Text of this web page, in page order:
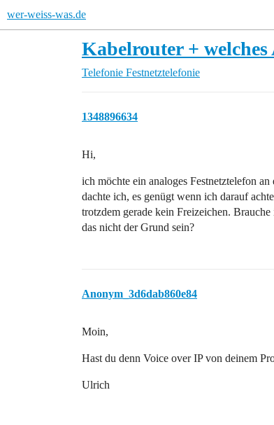
wer-weiss-was.de
Kabelrouter + welches
Telefonie Festnetztelefonie
1348896634
Hi,
ich möchte ein analoges Festnetztelefon
dachte ich, es genügt wenn ich darauf
trotzdem gerade kein Freizeichen.
das nicht der Grund sein?
Anonym_3d6dab860e84
Moin,
Hast du denn Voice over IP von deinem
Ulrich